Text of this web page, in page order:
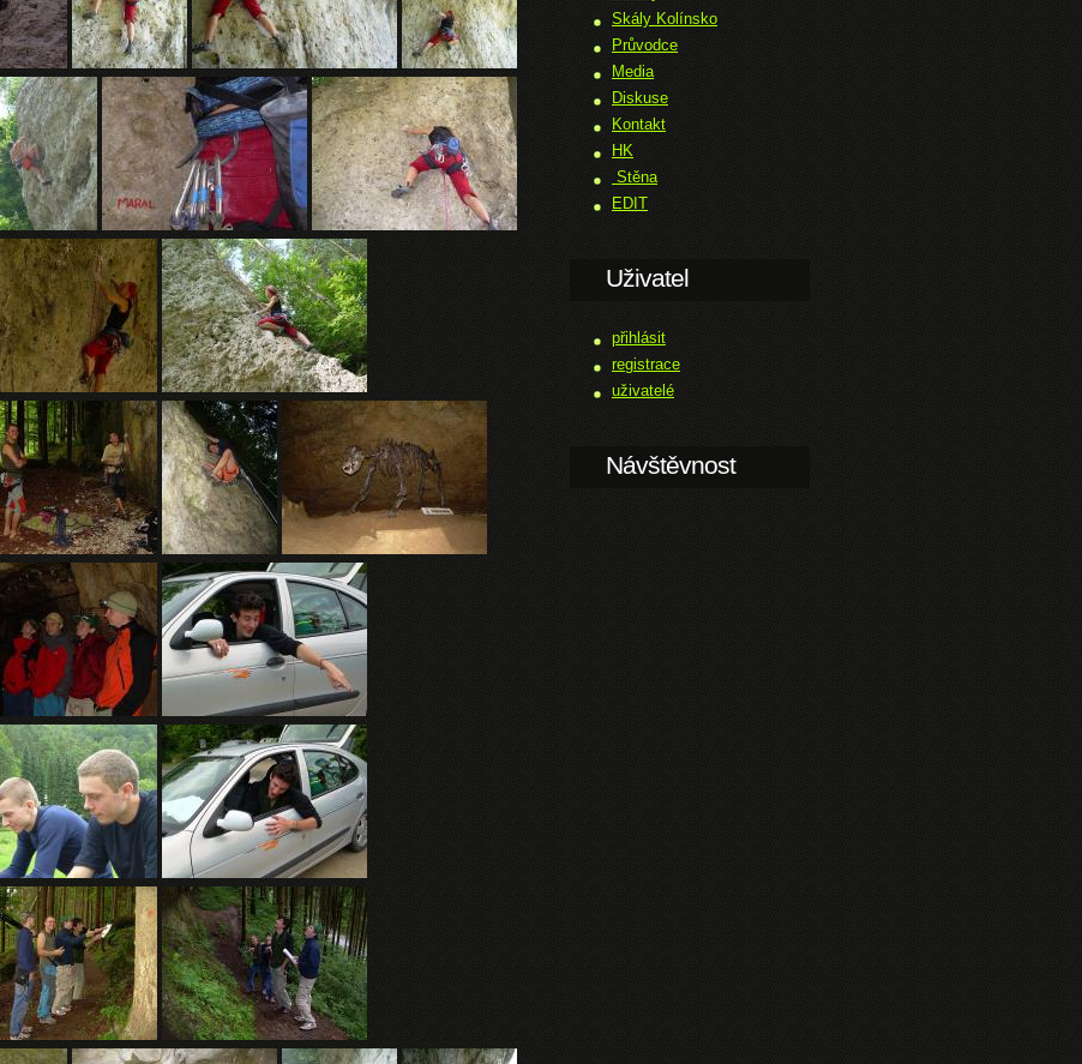
Skály Kolínsko
Průvodce
Media
Diskuse
Kontakt
HK
Stěna
EDIT
Uživatel
přihlásit
registrace
uživatelé
Návštěvnost